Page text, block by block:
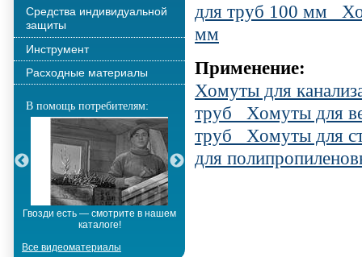
Средства индивидуальной
защиты
Инструмент
Расходные материалы
В помощь потребителям:
Гвозди есть — смотрите в нашем
каталоге!
Все видеоматериалы
для труб 100 мм
мм
Применение:
Хомуты для
труб
Хомуты для
труб
Хомуты для
для